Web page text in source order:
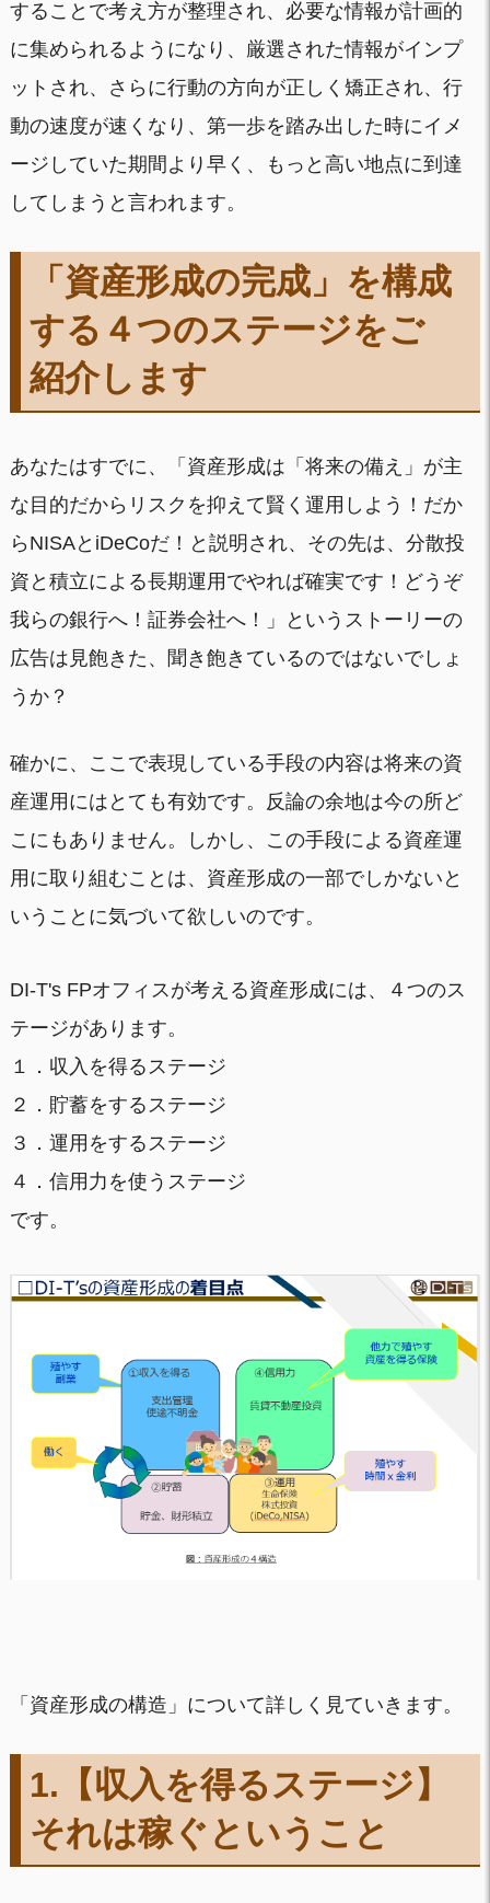
することで考え方が整理され、必要な情報が計画的
に集められるようになり、厳選された情報がインプ
ットされ、さらに行動の方向が正しく矯正され、行
動の速度が速くなり、第一歩を踏み出した時にイメ
ージしていた期間より早く、もっと高い地点に到達
してしまうと言われます。
「資産形成の完成」を構成
する ４つのステージをご
紹介します
あなたはすでに、「資産形成は「将来の備え」が主
な目的だからリスクを抑えて賢く運用しよう！だか
らNISAとiDeCoだ！と説明され、その先は、分散投
資と積立による長期運用でやれば確実です！どうぞ
我らの銀行へ！証券会社へ！」というストーリーの
広告は見飽きた、聞き飽きているのではないでしょ
うか？
確かに、ここで表現している手段の内容は将来の資
産運用にはとても有効です。反論の余地は今の所ど
こにもありません。しかし、この手段による資産運
用に取り組むことは、資産形成の一部でしかないと
いうことに気づいて欲しいのです。
DI-T's FPオフィスが考える資産形成には、４つのス
テージがあります。
１．収入を得るステージ
２．貯蓄をするステージ
３．運用をするステージ
４．信用力を使うステージ
です。
「資産形成の構造」について詳しく見ていきます。
1.【収入を得るステージ】
それは稼ぐということ